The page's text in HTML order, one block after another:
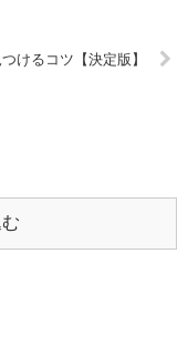
けるコツ【決定版】